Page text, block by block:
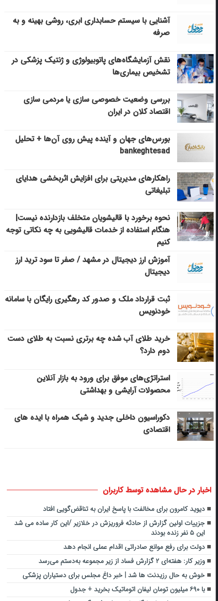
آشنایی با سیستم حسابداری ابری، روشی بهینه و به
صرفه
نقش آزمایشگاه‌های پاتوبیولوژی و ژنتیک پزشکی در
تشخیص بیماری‌ها
بررسی وضعیت خصوصی سازی یا مردمی سازی
اقتصاد کلان در ایران
بورس‌های جهان و آینده پیش روی آن‌ها + تحلیل
bankeghtesad
راهکارهای مدیریتی برای افزایش اثربخشی هدایای
تبلیغاتی
نحوه برخورد با قالیشویان متخلف بازدارنده نیست|
هنگام استفاده از خدمات قالیشویی به چه نکاتی توجه
کنیم
آموزش ارز دیجیتال در مشهد / صفر تا سود ترید ارز
دیجیتال
ثبت قرارداد ملک و صدور کد رهگیری رایگان با سامانه
خودنویس
خرید طلای آب شده چه برتری نسبت به طلای دست
دوم دارد؟
استراتژی‌های موفق برای ورود به بازار آنلاین
محصولات آرایشی و بهداشتی
دکوراسیون داخلی جدید و شیک همراه با ایده های
اقتصادی
اخبار در حال مشاهده توسط کاربران
دیوید کامرون برای مخالفت با پاسخ ایران به تناقض‌گویی افتاد
جزییات اولین گزارش از حادثه فروریزش در خلازیر /این کار ساده می شد
این ۵ نفر زنده بودند
دولت برای رفع موانع صادراتی اقدام عملی انجام دهد
وزیر کار: هفته‌ای ۲ گزارش فساد از زیر مجموعه به‌دستم می‌رسد
خوش به حال رزیدنت‌ ها شد | خبر داغ مجلس برای دستیاران پزشکی
با ۶۹۰ میلیون تومان لیفان اتوماتیک بخرید + جدول